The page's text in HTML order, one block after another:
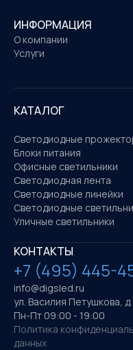
ИНФОРМАЦИЯ
О компании
Услуги
КАТАЛОГ
Светодиодные
Блоки питания
Офисные светильники
Светодиодная лента
Светодиодные линейки
Светодиодные
Уличные светильники
КОНТАКТЫ
+7 (495) 445-
info@digsled.ru
ул. Василия Петушкова,
Пн-Пт 09:00 - 19:00
Политика
данных